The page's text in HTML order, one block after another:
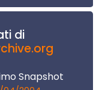
di
Snapshot